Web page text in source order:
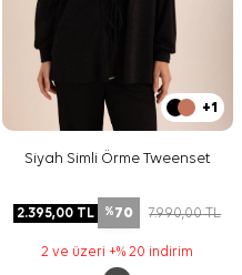
+1
Siyah Simli Örme Tweenset
2.395,00 TL %70 7.990,00TL
2 ve üzeri +% 20 indirim